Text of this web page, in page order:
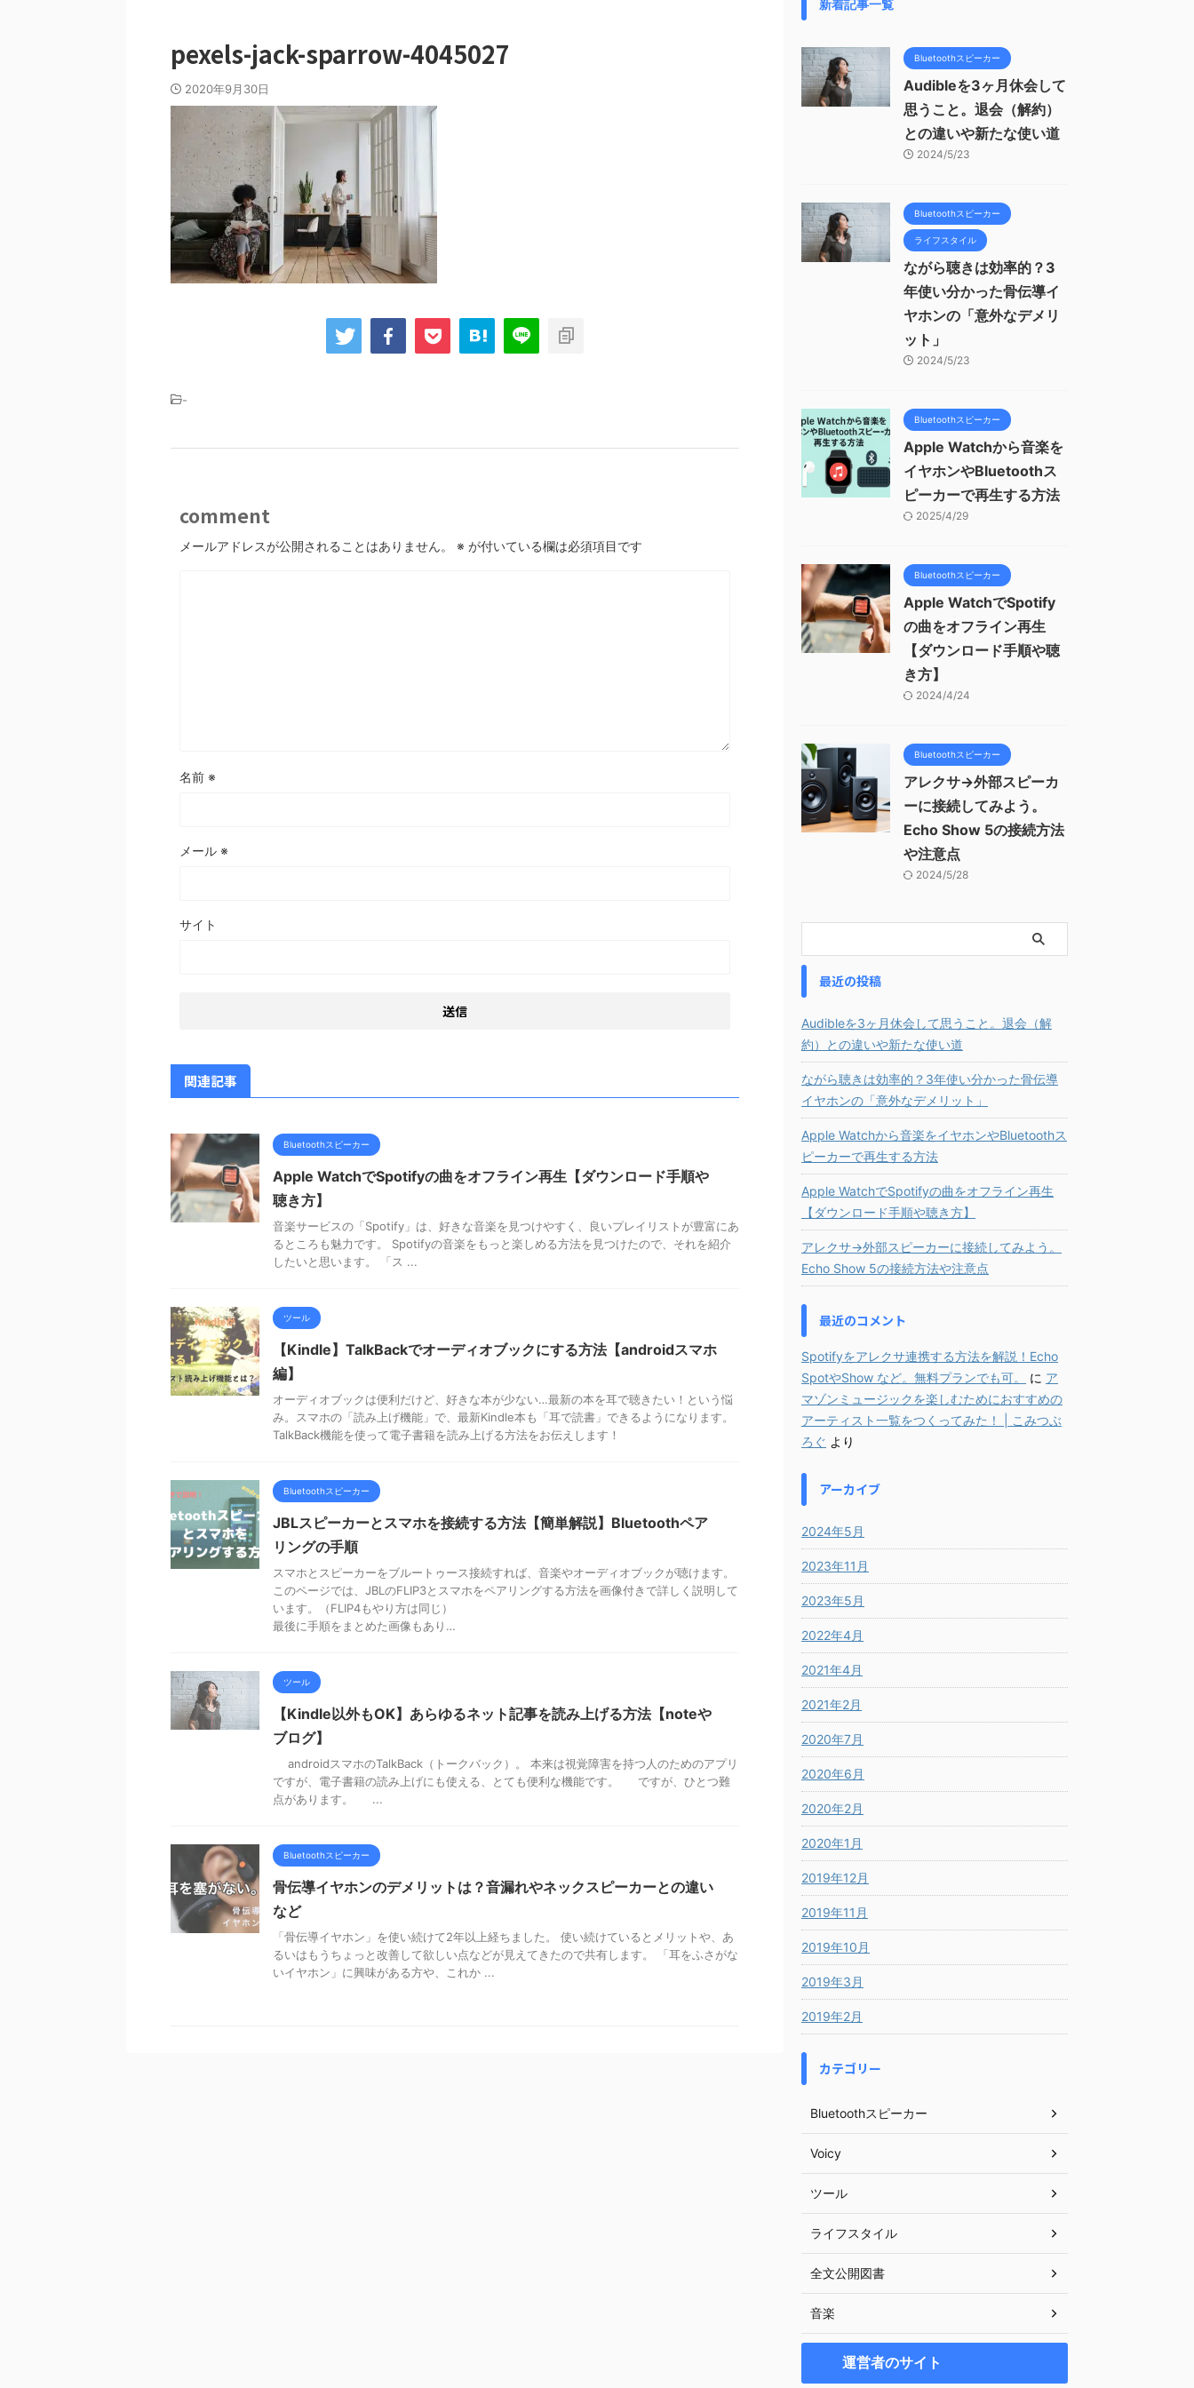
pexels-jack-sparrow-4045027
2020年9月30日
-
comment
メールアドレスが公開されることはありません。 ※ が付いている欄は必須項目です
名前 ※
メール ※
サイト
関連記事
Bluetoothスピーカー
Apple WatchでSpotifyの曲をオフライン再生【ダウンロード手順や
聴き方】
音楽サービスの「Spotify」は、好きな音楽を見つけやすく、良いプレイリストが豊富にあ
るところも魅力です。 Spotifyの音楽をもっと楽しめる方法を見つけたので、それを紹介
したいと思います。 「ス ...
ツール
【Kindle】TalkBackでオーディオブックにする方法【androidスマホ
編】
オーディオブックは便利だけど、好きな本が少ない…最新の本を耳で聴きたい！という悩
み。スマホの「読み上げ機能」で、最新Kindle本も「耳で読書」できるようになります。
TalkBack機能を使って電子書籍を読み上げる方法をお伝えします！
Bluetoothスピーカー
JBLスピーカーとスマホを接続する方法【簡単解説】Bluetoothペア
リングの手順
スマホとスピーカーをブルートゥース接続すれば、音楽やオーディオブックが聴けます。
このページでは、JBLのFLIP3とスマホをペアリングする方法を画像付きで詳しく説明して
います。（FLIP4もやり方は同じ）
最後に手順をまとめた画像もあり…
ツール
【Kindle以外もOK】あらゆるネット記事を読み上げる方法【noteや
ブログ】
androidスマホのTalkBack（トークバック）。 本来は視覚障害を持つ人のためのアプリ
ですが、電子書籍の読み上げにも使える、とても便利な機能です。 ですが、ひとつ難
点があります。 ...
Bluetoothスピーカー
骨伝導イヤホンのデメリットは？音漏れやネックスピーカーとの違い
など
「骨伝導イヤホン」を使い続けて2年以上経ちました。 使い続けているとメリットや、あ
るいはもうちょっと改善して欲しい点などが見えてきたので共有します。 「耳をふさがな
いイヤホン」に興味がある方や、これか ...
新着記事一覧
Bluetoothスピーカー
Audibleを3ヶ月休会して
思うこと。退会（解約）
との違いや新たな使い道
2024/5/23
Bluetoothスピーカー
ライフスタイル
ながら聴きは効率的？3
年使い分かった骨伝導イ
ヤホンの「意外なデメリ
ット」
2024/5/23
Bluetoothスピーカー
Apple Watchから音楽を
イヤホンやBluetoothス
ピーカーで再生する方法
2025/4/29
Bluetoothスピーカー
Apple WatchでSpotify
の曲をオフライン再生
【ダウンロード手順や聴
き方】
2024/4/24
Bluetoothスピーカー
アレクサ→外部スピーカ
ーに接続してみよう。
Echo Show 5の接続方法
や注意点
2024/5/28
最近の投稿
Audibleを3ヶ月休会して思うこと。退会（解
約）との違いや新たな使い道
ながら聴きは効率的？3年使い分かった骨伝導
イヤホンの「意外なデメリット」
Apple Watchから音楽をイヤホンやBluetoothス
ピーカーで再生する方法
Apple WatchでSpotifyの曲をオフライン再生
【ダウンロード手順や聴き方】
アレクサ→外部スピーカーに接続してみよう。
Echo Show 5の接続方法や注意点
最近のコメント
Spotifyをアレクサ連携する方法を解説！Echo
SpotやShow など。無料プランでも可。
に ア
マゾンミュージックを楽しむためにおすすめの
アーティスト一覧をつくってみた！ | こみつぶ
ろぐ より
アーカイブ
2024年5月
2023年11月
2023年5月
2022年4月
2021年4月
2021年2月
2020年7月
2020年6月
2020年2月
2020年1月
2019年12月
2019年11月
2019年10月
2019年3月
2019年2月
カテゴリー
Bluetoothスピーカー
Voicy
ツール
ライフスタイル
全文公開図書
音楽
運営者のサイト